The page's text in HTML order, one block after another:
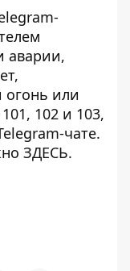
аварии,
огонь или
102 и 103,
чате.
ЗДЕСЬ.